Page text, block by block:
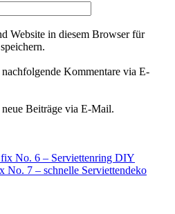
Website in diesem Browser für
Kommentare via E-
Beiträge via E-Mail.
fix No. 6 – Serviettenring DIY
No. 7 – schnelle Serviettendeko